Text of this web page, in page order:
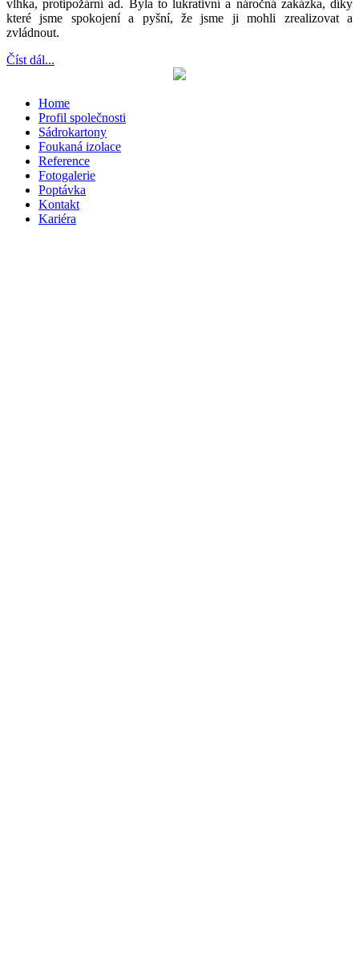
vlhka, protipožární ad. Byla to lukrativní a náročná zakázka, díky
které jsme spokojení a pyšní, že jsme ji mohli zrealizovat a
zvládnout.
Číst dál...
Home
Profil společnosti
Sádrokartony
Foukaná izolace
Reference
Fotogalerie
Poptávka
Kontakt
Kariéra